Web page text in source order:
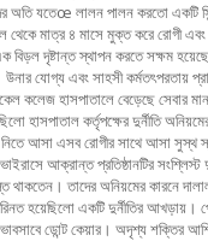
অতি যতেœ লালন পালন করতো একটি
থেকে মাত্র ৪ মাসে মুক্ত করে রোগী
বিড়ল দৃষ্টান্ত স্থাপন করতে সক্ষম
যোগ্য এবং সাহসী কর্মতৎপরতায়
কলেজ হাসপাতালে বেড়েছে সেবার
হাসপাতাল কর্তৃপক্ষের দুর্নীতি
নিতে আসা এসব রোগীর সাথে আসা সুস্থ
আক্রান্ত প্রতিষ্ঠানটির সংশ্লিস্ট
থাকতেন। তাদের অনিয়মের কারনে
হয়েছিলো একটি দুর্নীতির আখড়ায়।
ডোন্ট কেয়ার। অদৃশ্য শক্তির